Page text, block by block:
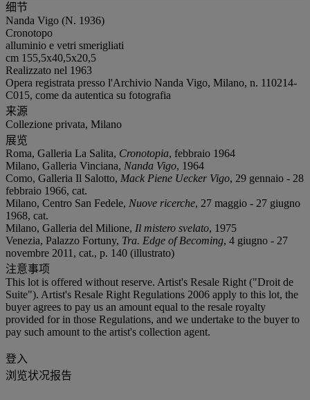
细节
Nanda Vigo (N. 1936)
Cronotopo
alluminio e vetri smerigliati
cm 155,5x40,5x20,5
Realizzato nel 1963
Opera registrata presso l'Archivio Nanda Vigo, Milano, n. 110214-
C015, come da autentica su fotografia
来源
Collezione privata, Milano
展览
Roma, Galleria La Salita, Cronotopia, febbraio 1964
Milano, Galleria Vinciana, Nanda Vigo, 1964
Como, Galleria Il Salotto, Mack Piene Uecker Vigo, 29 gennaio - 28
febbraio 1966, cat.
Milano, Centro San Fedele, Nuove ricerche, 27 maggio - 27 giugno
1968, cat.
Milano, Galleria del Milione, Il mistero svelato, 1975
Venezia, Palazzo Fortuny, Tra. Edge of Becoming, 4 giugno - 27
novembre 2011, cat., p. 140 (illustrato)
注意事项
This lot is offered without reserve. Artist's Resale Right ("Droit de
Suite"). Artist's Resale Right Regulations 2006 apply to this lot, the
buyer agrees to pay us an amount equal to the resale royalty
provided for in those Regulations, and we undertake to the buyer to
pay such amount to the artist's collection agent.
登入
浏览状况报告